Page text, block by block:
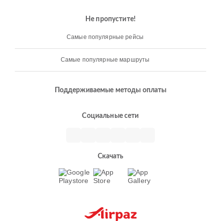
Не пропустите!
Самые популярные рейсы
Самые популярные маршруты
Поддерживаемые методы оплаты
Социальные сети
Скачать